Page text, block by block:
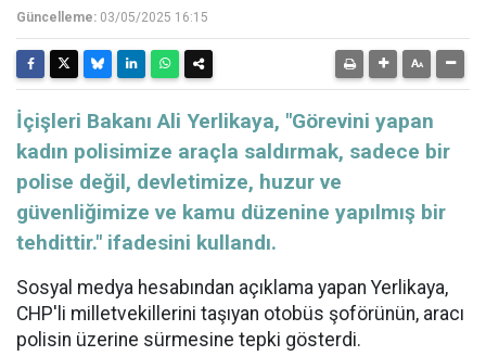
Güncelleme: 03/05/2025 16:15
​​​​​​​İçişleri Bakanı Ali Yerlikaya, "Görevini yapan
kadın polisimize araçla saldırmak, sadece bir
polise değil, devletimize, huzur ve
güvenliğimize ve kamu düzenine yapılmış bir
tehdittir." ifadesini kullandı.
Sosyal medya hesabından açıklama yapan Yerlikaya,
CHP'li milletvekillerini taşıyan otobüs şoförünün, aracı
polisin üzerine sürmesine tepki gösterdi.